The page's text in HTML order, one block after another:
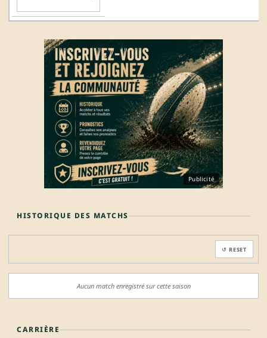
Publicité
HISTORIQUE DES MATCHS
↺ RESET
Aucun match enregistré sur cette saison
CARRIÈRE